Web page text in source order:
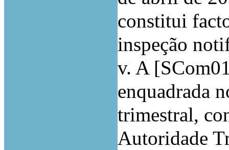
constitui
inspeção
v. A
enquadrada
trimestral,
Autoridade